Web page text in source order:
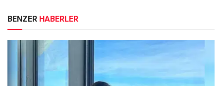
BENZER HABERLER